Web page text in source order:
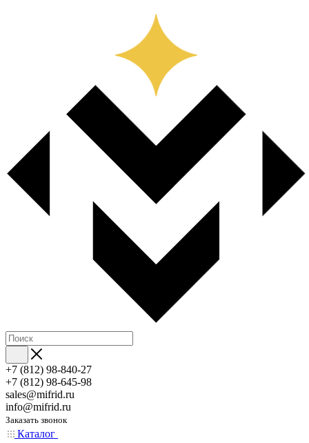
+7 (812) 98-840-27
+7 (812) 98-645-98
sales@mifrid.ru
info@mifrid.ru
Заказать звонок
Каталог